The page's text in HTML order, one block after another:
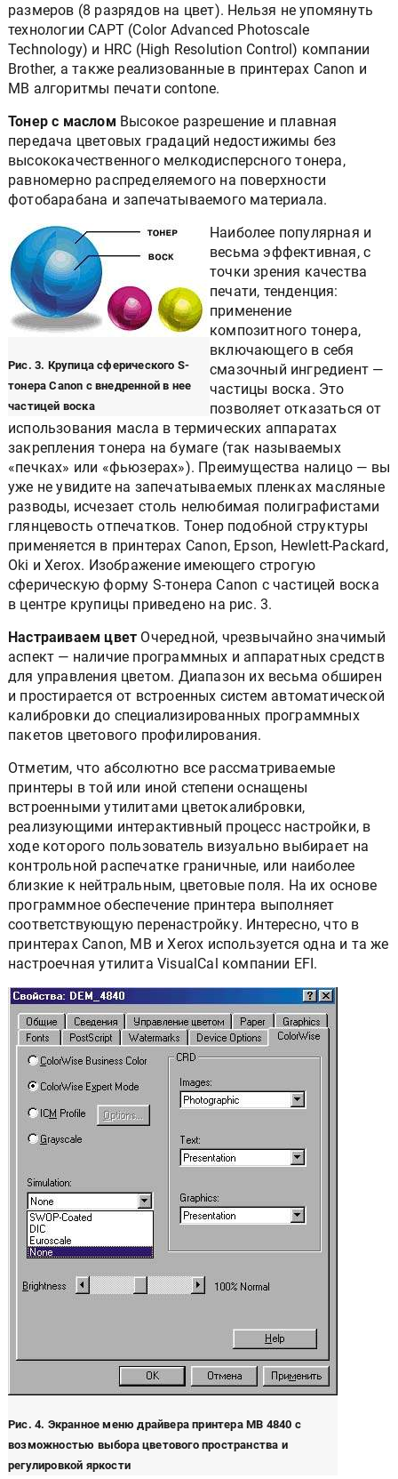
размеров (8 разрядов на цвет). Нельзя не упомянуть
технологии CAPT (Color Advanced Photoscale
Technology) и HRC (High Resolution Control) компании
Brother, а также реализованные в принтерах Canon и
MB алгоритмы печати contone.
Тонер с маслом Высокое разрешение и плавная
передача цветовых градаций недостижимы без
высококачественного мелкодисперсного тонера,
равномерно распределяемого на поверхности
фотобарабана и запечатываемого материала.
Рис. 3. Крупица сферического S-
тонера Canon с внедренной в нее
частицей воска
Наиболее популярная и
весьма эффективная, с
точки зрения качества
печати, тенденция:
применение
композитного тонера,
включающего в себя
смазочный ингредиент —
частицы воска. Это
позволяет отказаться от
использования масла в термических аппаратах
закрепления тонера на бумаге (так называемых
«печках» или «фьюзерах»). Преимущества налицо — вы
уже не увидите на запечатываемых пленках масляные
разводы, исчезает столь нелюбимая полиграфистами
глянцевость отпечатков. Тонер подобной структуры
применяется в принтерах Canon, Epson, Hewlett-Packard,
Oki и Xerox. Изображение имеющего строгую
сферическую форму S-тонера Canon с частицей воска
в центре крупицы приведено на рис. 3.
Настраиваем цвет Очередной, чрезвычайно значимый
аспект — наличие программных и аппаратных средств
для управления цветом. Диапазон их весьма обширен
и простирается от встроенных систем автоматической
калибровки до специализированных программных
пакетов цветового профилирования.
Отметим, что абсолютно все рассматриваемые
принтеры в той или иной степени оснащены
встроенными утилитами цветокалибровки,
реализующими интерактивный процесс настройки, в
ходе которого пользователь визуально выбирает на
контрольной распечатке граничные, или наиболее
близкие к нейтральным, цветовые поля. На их основе
программное обеспечение принтера выполняет
соответствующую перенастройку. Интересно, что в
принтерах Canon, MB и Xerox используется одна и та же
настроечная утилита VisualCal компании EFI.
Рис. 4. Экранное меню драйвера принтера MB 4840 с
возможностью выбора цветового пространства и
регулировкой яркости